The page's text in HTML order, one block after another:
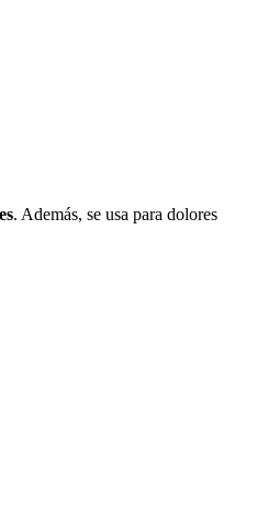
. Además, se usa para dolores